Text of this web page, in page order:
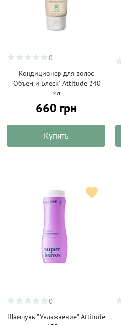
0
Кондиционер для волос
"Объем и Блеск" Attitude 240
мл
660 грн
Купить
0
Шампунь "Увлажнение" Attitude